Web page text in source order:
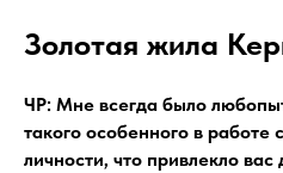
Золотая жила
ЧР: Мне всегда было
такого особенного в работе
личности, что привлекло